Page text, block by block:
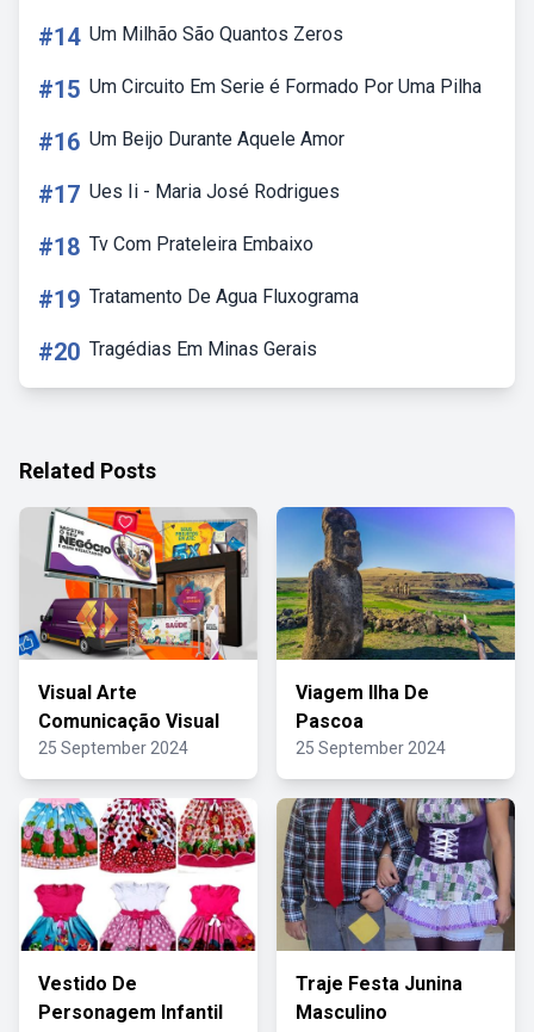
#14 Um Milhão São Quantos Zeros
#15 Um Circuito Em Serie é Formado Por Uma Pilha
#16 Um Beijo Durante Aquele Amor
#17 Ues Ii - Maria José Rodrigues
#18 Tv Com Prateleira Embaixo
#19 Tratamento De Agua Fluxograma
#20 Tragédias Em Minas Gerais
Related Posts
Visual Arte
Comunicação Visual
25 September 2024
Viagem Ilha De
Pascoa
25 September 2024
Vestido De
Personagem Infantil
Traje Festa Junina
Masculino